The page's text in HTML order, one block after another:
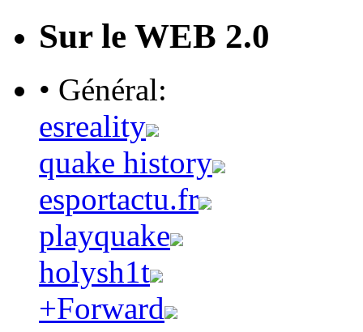
Sur le WEB 2.0
• Général:
esreality
quake history
esportactu.fr
playquake
holysh1t
+Forward